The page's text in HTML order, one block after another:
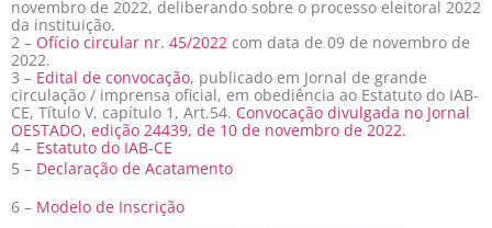
novembro de 2022, deliberando sobre o processo eleitoral 2022
da instituição.
2 – Ofício circular nr. 45/2022 com data de 09 de novembro de
2022.
3 – Edital de convocação, publicado em Jornal de grande
circulação / imprensa oficial, em obediência ao Estatuto do IAB-
CE, Título V, capítulo 1, Art.54. Convocação divulgada no Jornal
OESTADO, edição 24439, de 10 de novembro de 2022.
4 – Estatuto do IAB-CE
5 – Declaração de Acatamento
6 – Modelo de Inscrição